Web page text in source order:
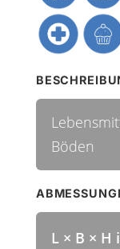
Böden
L × B × H